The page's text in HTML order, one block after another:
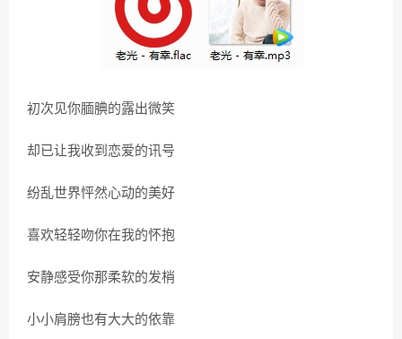
初次见你腼腆的露出微笑
却已让我收到恋爱的讯号
纷乱世界怦然心动的美好
喜欢轻轻吻你在我的怀抱
安静感受你那柔软的发梢
小小肩膀也有大大的依靠